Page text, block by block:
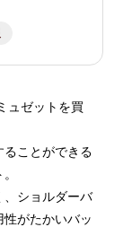
ュゼットを買
ことができる
、ショルダーバ
がたかいバッ